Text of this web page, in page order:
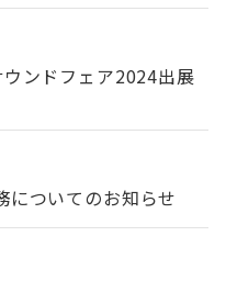
ンドフェア2024出展
についてのお知らせ